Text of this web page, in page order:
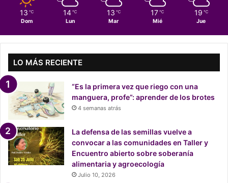
P
o
n
o
r
d
e
13 ℃
Dom
14 ℃
Lun
13 ℃
Mar
17 ℃
Mié
19 ℃
Jue
LO MÁS RECIENTE
“Es la primera vez que riego con una
manguera, profe”: aprender de los brotes
4 semanas atrás
La defensa de las semillas vuelve a
convocar a las comunidades en Taller y
Encuentro abierto sobre soberanía
alimentaria y agroecología
Julio 10, 2026